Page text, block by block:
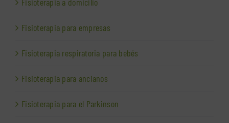
Fisioterapia para empresas
Fisioterapia respiratoria para bebés
Fisioterapia para ancianos
Fisioterapia para el Parkinson